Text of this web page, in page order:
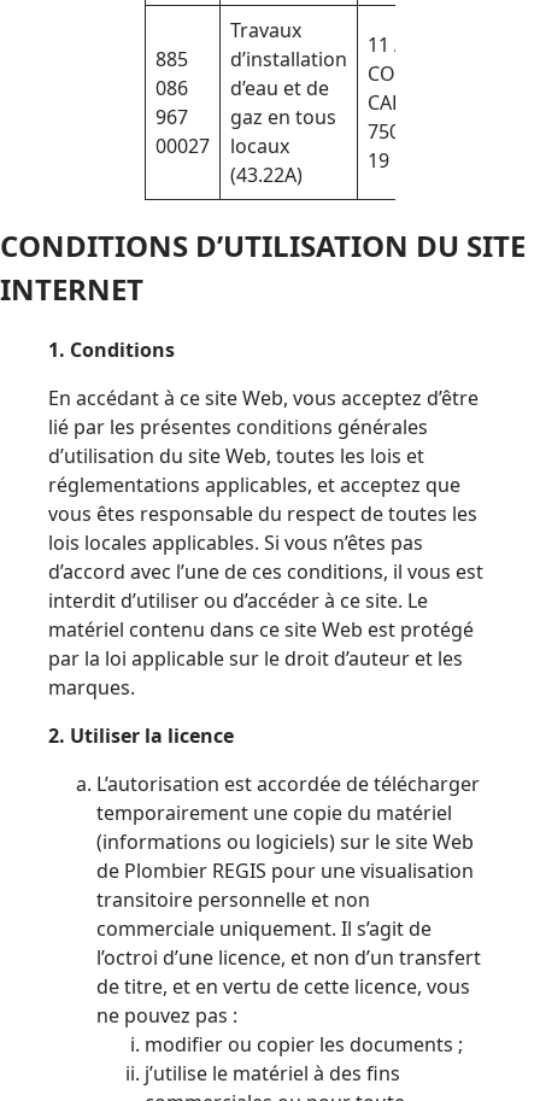
885
086
967
00027
Travaux
d’installation
d’eau et de
gaz en tous
locaux
(43.22A)
11 AV
CORENTIN
CARIOU
75019 PARIS
19
CONDITIONS D’UTILISATION DU SITE
INTERNET
1. Conditions
En accédant à ce site Web, vous acceptez d’être
lié par les présentes conditions générales
d’utilisation du site Web, toutes les lois et
réglementations applicables, et acceptez que
vous êtes responsable du respect de toutes les
lois locales applicables. Si vous n’êtes pas
d’accord avec l’une de ces conditions, il vous est
interdit d’utiliser ou d’accéder à ce site. Le
matériel contenu dans ce site Web est protégé
par la loi applicable sur le droit d’auteur et les
marques.
2. Utiliser la licence
L’autorisation est accordée de télécharger
temporairement une copie du matériel
(informations ou logiciels) sur le site Web
de Plombier REGIS pour une visualisation
transitoire personnelle et non
commerciale uniquement. Il s’agit de
l’octroi d’une licence, et non d’un transfert
de titre, et en vertu de cette licence, vous
ne pouvez pas :
modifier ou copier les documents ;
j’utilise le matériel à des fins